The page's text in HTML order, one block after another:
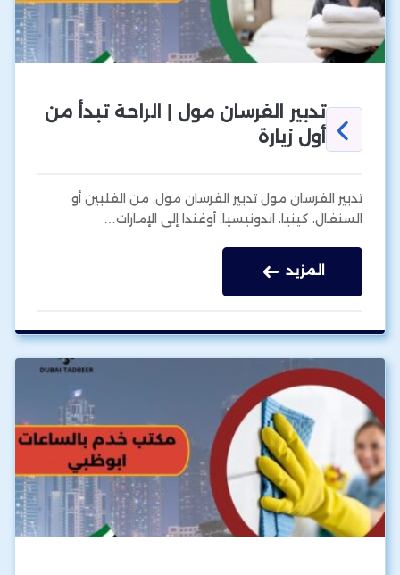
تدبير الفرسان مول | الراحة تبدأ من
أول زيارة
تدبير الفرسان مول تدبير الفرسان مول، من الفلبين أو
السنغال، كينيا، اندونيسيا، أوغندا إلى الإمارات…
المزيد